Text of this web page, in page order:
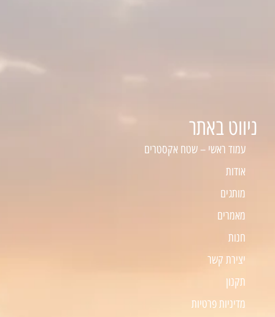
ניווט באתר
עמוד ראשי – שטח אקסטרים
אודות
מותגים
מאמרים
חנות
יצירת קשר
תקנון
מדיניות פרטיות